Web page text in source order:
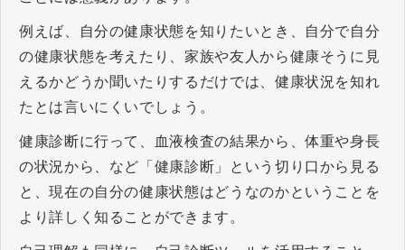
例えば、自分の健康状態を知りたいとき、自分で自分
の健康状態を考えたり、家族や友人から健康そうに見
えるかどうか聞いたりするだけでは、健康状況を知れ
たとは言いにくいでしょう。
健康診断に行って、血液検査の結果から、体重や身長
の状況から、など「健康診断」という切り口から見る
と、現在の自分の健康状態はどうなのかということを
より詳しく知ることができます。